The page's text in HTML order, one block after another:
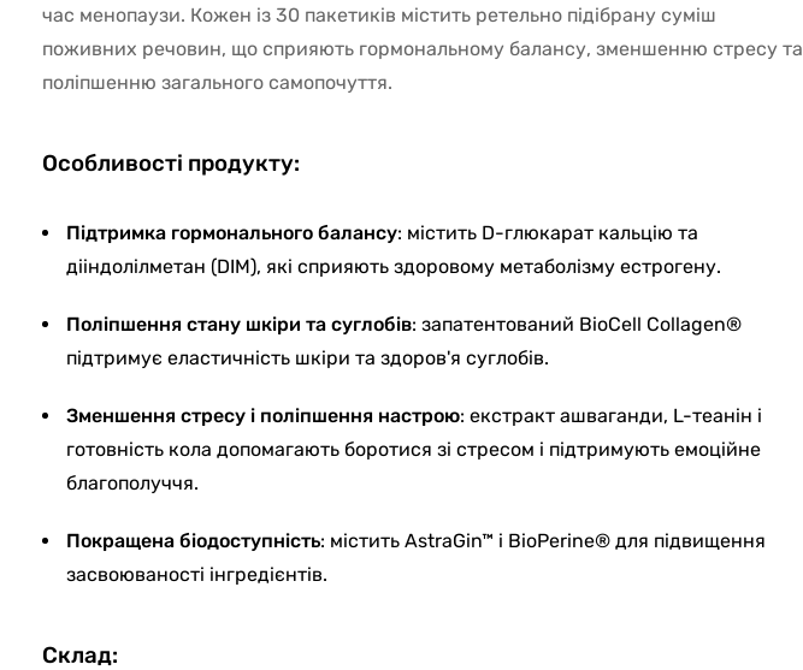
час менопаузи. Кожен із 30 пакетиків містить ретельно підібрану суміш
поживних речовин, що сприяють гормональному балансу, зменшенню стресу та
поліпшенню загального самопочуття.
Особливості продукту:
Підтримка гормонального балансу: містить D-глюкарат кальцію та
дііндолілметан (DIM), які сприяють здоровому метаболізму естрогену.
Поліпшення стану шкіри та суглобів: запатентований BioCell Collagen®
підтримує еластичність шкіри та здоров'я суглобів.
Зменшення стресу і поліпшення настрою: екстракт ашваганди, L-теанін і
готовність кола допомагають боротися зі стресом і підтримують емоційне
благополуччя.
Покращена біодоступність: містить AstraGin™ і BioPerine® для підвищення
засвоюваності інгредієнтів.
Склад: